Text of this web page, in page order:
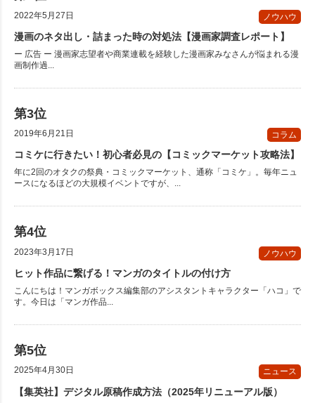
2022年5月27日 ノウハウ
漫画のネタ出し・詰まった時の対処法【漫画家調査レポート】
ー 広告 ー 漫画家志望者や商業連載を経験した漫画家みなさんが悩まれる漫
画制作過...
2019年6月21日 コラム
コミケに行きたい！初心者必見の【コミックマーケット攻略法】
年に2回のオタクの祭典・コミックマーケット、通称「コミケ」。毎年ニュ
ースになるほどの大規模イベントですが、...
2023年3月17日 ノウハウ
ヒット作品に繋げる！マンガのタイトルの付け方
こんにちは！マンガボックス編集部のアシスタントキャラクター「ハコ」で
す。今日は「マンガ作品...
2025年4月30日 ニュース
【集英社】デジタル原稿作成方法（2025年リニューアル版）